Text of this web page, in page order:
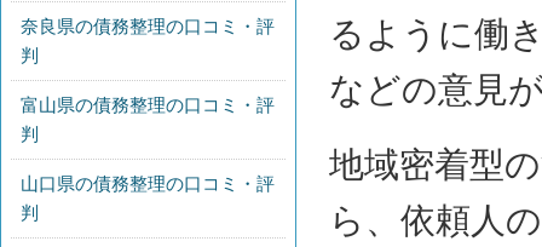
るように働
などの意見
地域密着型
ら、依頼人
奈良県の債務整理の口コミ・評
判
富山県の債務整理の口コミ・評
判
山口県の債務整理の口コミ・評
判